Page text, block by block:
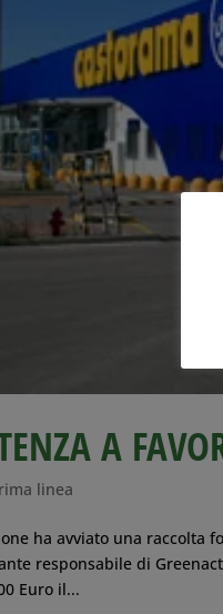
A
linea
ha avviato una raccolta
responsabile di
Euro il...